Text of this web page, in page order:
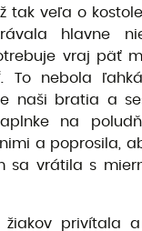
tak veľa o
hlavne
vraj päť
To nebola
naši bratia a
na
a poprosila,
sa vrátila s
žiakov privítala